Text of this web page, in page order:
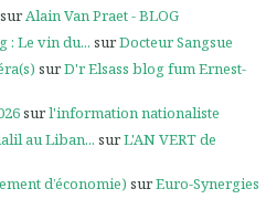
sur Alain Van Praet - BLOG
: Le vin du... surDocteur Sangsue
surD'r Elsass blog fum Ernest-
surl'information nationaliste
au Liban... surL'AN VERT de
d’économie) surEuro-Synergies